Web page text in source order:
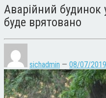
Аварійний будинок
буде врятовано
sichadmin — 08/07/2019